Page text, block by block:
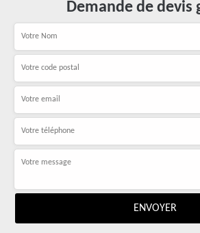
Demande de devis